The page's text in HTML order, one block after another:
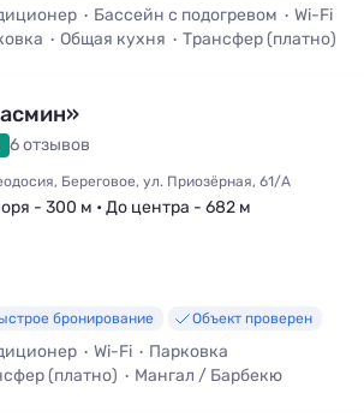
Бассейн с подогревом
Wi-Fi
Общая кухня
Трансфер (платно)
6 отзывов
Береговое, ул. Приозёрная, 61/А
- 300 м • До центра - 682 м
бронирование Объект проверен
Wi-Fi
Парковка
(платно)
Мангал / Барбекю